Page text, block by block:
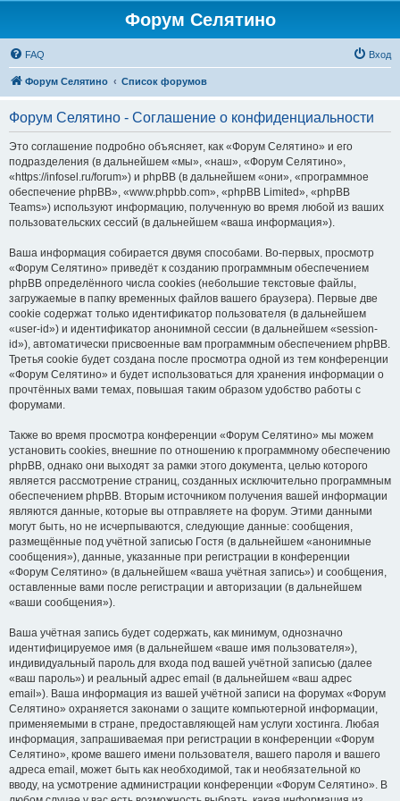
Форум Селятино
FAQ Вход
Форум Селятино Список форумов
Форум Селятино - Соглашение о конфиденциальности
Это соглашение подробно объясняет, как «Форум Селятино» и его
подразделения (в дальнейшем «мы», «наш», «Форум Селятино»,
«https://infosel.ru/forum») и phpBB (в дальнейшем «они», «программное
обеспечение phpBB», «www.phpbb.com», «phpBB Limited», «phpBB
Teams») используют информацию, полученную во время любой из ваших
пользовательских сессий (в дальнейшем «ваша информация»).
Ваша информация собирается двумя способами. Во-первых, просмотр
«Форум Селятино» приведёт к созданию программным обеспечением
phpBB определённого числа cookies (небольшие текстовые файлы,
загружаемые в папку временных файлов вашего браузера). Первые две
cookie содержат только идентификатор пользователя (в дальнейшем
«user-id») и идентификатор анонимной сессии (в дальнейшем «session-
id»), автоматически присвоенные вам программным обеспечением phpBB.
Третья cookie будет создана после просмотра одной из тем конференции
«Форум Селятино» и будет использоваться для хранения информации о
прочтённых вами темах, повышая таким образом удобство работы с
форумами.
Также во время просмотра конференции «Форум Селятино» мы можем
установить cookies, внешние по отношению к программному обеспечению
phpBB, однако они выходят за рамки этого документа, целью которого
является рассмотрение страниц, созданных исключительно программным
обеспечением phpBB. Вторым источником получения вашей информации
являются данные, которые вы отправляете на форум. Этими данными
могут быть, но не исчерпываются, следующие данные: сообщения,
размещённые под учётной записью Гостя (в дальнейшем «анонимные
сообщения»), данные, указанные при регистрации в конференции
«Форум Селятино» (в дальнейшем «ваша учётная запись») и сообщения,
оставленные вами после регистрации и авторизации (в дальнейшем
«ваши сообщения»).
Ваша учётная запись будет содержать, как минимум, однозначно
идентифицируемое имя (в дальнейшем «ваше имя пользователя»),
индивидуальный пароль для входа под вашей учётной записью (далее
«ваш пароль») и реальный адрес email (в дальнейшем «ваш адрес
email»). Ваша информация из вашей учётной записи на форумах «Форум
Селятино» охраняется законами о защите компьютерной информации,
применяемыми в стране, предоставляющей нам услуги хостинга. Любая
информация, запрашиваемая при регистрации в конференции «Форум
Селятино», кроме вашего имени пользователя, вашего пароля и вашего
адреса email, может быть как необходимой, так и необязательной ко
вводу, на усмотрение администрации конференции «Форум Селятино». В